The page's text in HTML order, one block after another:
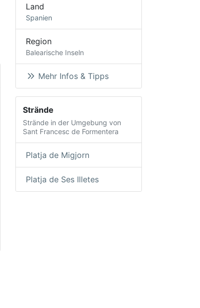
Land
Spanien
Region
Balearische Inseln
Mehr Infos & Tipps
Strände
Strände in der Umgebung von
Sant Francesc de Formentera
Platja de Migjorn
Platja de Ses Illetes